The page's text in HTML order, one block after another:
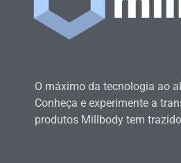
O máximo da tecnologia ao
Conheça e experimente a
produtos Millbody tem